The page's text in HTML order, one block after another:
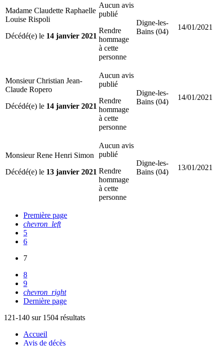
Madame Claudette Raphaelle
Louise Rispoli
Décédé(e) le 14 janvier 2021
Aucun avis
publié
Rendre
hommage
à cette
personne
Digne-les-
Bains (04)
14/01/2021
Monsieur Christian Jean-
Claude Ropero
Décédé(e) le 14 janvier 2021
Aucun avis
publié
Rendre
hommage
à cette
personne
Digne-les-
Bains (04)
14/01/2021
Monsieur Rene Henri Simon
Décédé(e) le 13 janvier 2021
Aucun avis
publié
Rendre
hommage
à cette
personne
Digne-les-
Bains (04)
13/01/2021
Première page
chevron_left
5
6
7
8
9
chevron_right
Dernière page
121-140 sur 1504 résultats
Accueil
Avis de décès